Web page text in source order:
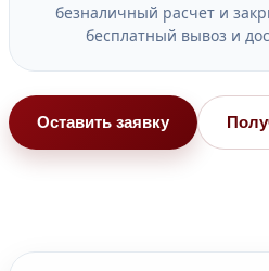
безналичный расчет и
бесплатный вывоз и
Оставить заявку